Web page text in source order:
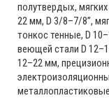
полутвердых,
22 мм, D 3/8–7/8”,
тонкос тенные, D
веющей стали D
12–22 мм,